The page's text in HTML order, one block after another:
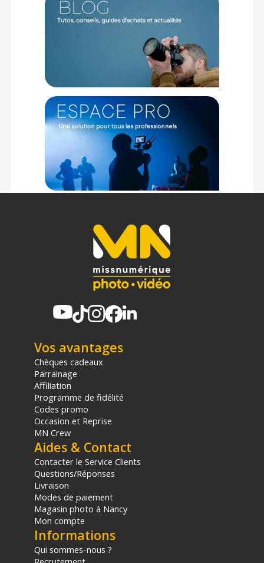
Conçu pour une large compatibilité, il accueille de
nombreuses caméras avec filetage 1/4" comme les DJI Osmo
réglage dynamique de la suspension.
La ventouse 4" à vide manuel garantit une tenue ferme
(jusqu’à 600g) sur surface lisse. Associée à une protection
contre les rayures et un étui de transport rigide, elle assure
un usage mobile sécurisé, même à vitesse élevée (jusqu’à
100 km/h avec sangle en option).
du bras amortisseur mini 5123 par
GENERAL
Nom : Smallrig 5123 bras amortisseur mini
EAN : 6941590021539
Appareils : DJI Osmo Pocket 3 / GoPro HERO13 / HERO12 /
HERO11 / HERO10 / HERO9 / Insta360 X4 / X3 / DJI Osmo
Action 5 / 4 / 3 (avec cage 1/4") / Filetage supporté : 1/4"-20
PHYSIQUE
Poids net : 720g
Dimensions produit : 101.5 x 159.4 x 214.5 mm
Charge max supportée : 600 g
FONCTIONNALITÉ
Type de stabilisation : Ressort + Amortisseur hydraulique
Réglage d’amortissement : oui, via molette
Ventouse : 4 pouces, avec protection anti-poussière
Vitesse max recommandée (extérieur véhicule) : 100 km/h
avec sangle (non incluse)
CONTENU DU CARTON
1x Bras amortisseur
1x Ventouse
1x Couvercle anti-poussière pour ventouse
1x Extension bras
1x Adaptateur
Vos avantages
Chèques cadeaux
Parrainage
Affiliation
Programme de fidélité
Codes promo
Occasion et Reprise
MN Crew
Aides & Contact
Contacter le Service Clients
Questions/Réponses
Livraison
Modes de paiement
Magasin photo à Nancy
Mon compte
Informations
Qui sommes-nous ?